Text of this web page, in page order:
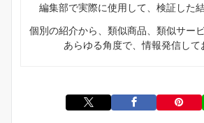
編集部で実際に使用して、検証した
個別の紹介から、類似商品、類似サー
あらゆる角度で、情報発信して